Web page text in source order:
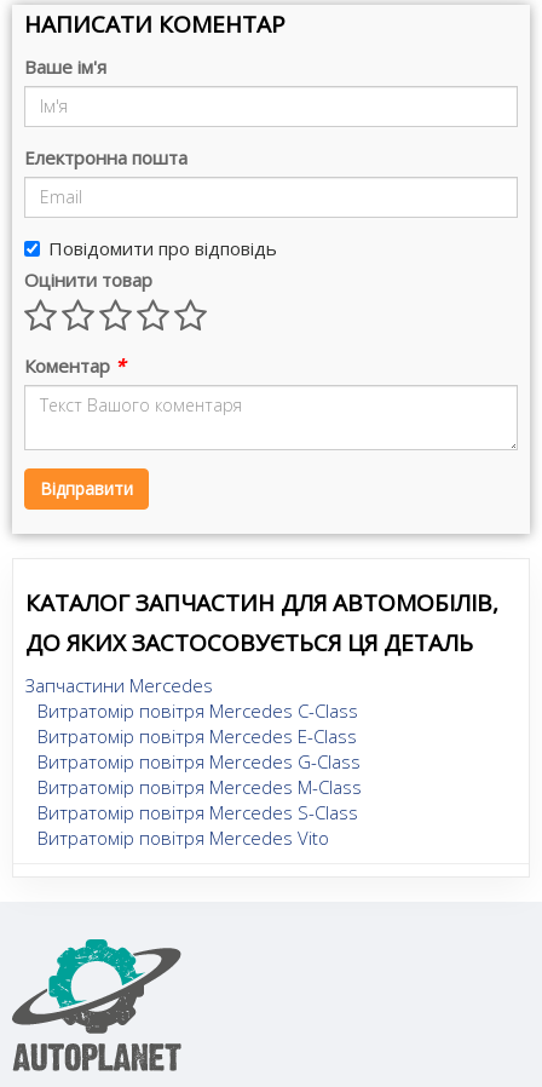
НАПИСАТИ КОМЕНТАР
Ваше ім'я
Електронна пошта
Повідомити про відповідь
Оцінити товар
Коментар *
Відправити
КАТАЛОГ ЗАПЧАСТИН ДЛЯ АВТОМОБІЛІВ,
ДО ЯКИХ ЗАСТОСОВУЄТЬСЯ ЦЯ ДЕТАЛЬ
Запчастини Mercedes
Витратомір повітря Mercedes C-Class
Витратомір повітря Mercedes E-Class
Витратомір повітря Mercedes G-Class
Витратомір повітря Mercedes M-Class
Витратомір повітря Mercedes S-Class
Витратомір повітря Mercedes Vito